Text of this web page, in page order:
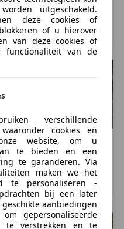
€ 995
196.643 km, 06/2003
OSS, NL
RenaultLaguna
€ 2.650
157.857 km, 05/2006
HARDERWIJK, NL
uitgeschakeld.
deze cookies of
of u hierover
van deze cookies of
functionaliteit van de
verschillende
cookies en
website, om u
te bieden en een
te garanderen. Via
maken we het
te personaliseren -
bij een later
aanbiedingen
gepersonaliseerde
te verstrekken en te